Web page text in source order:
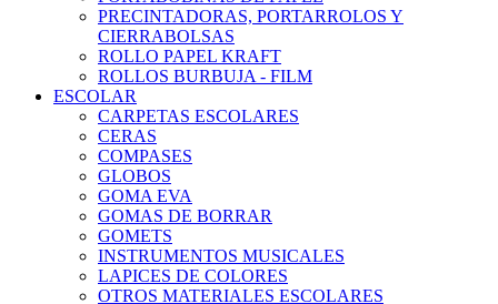
PRECINTADORAS, PORTARROLOS Y
CIERRABOLSAS
ROLLO PAPEL KRAFT
ROLLOS BURBUJA - FILM
ESCOLAR
CARPETAS ESCOLARES
CERAS
COMPASES
GLOBOS
GOMA EVA
GOMAS DE BORRAR
GOMETS
INSTRUMENTOS MUSICALES
LAPICES DE COLORES
OTROS MATERIALES ESCOLARES